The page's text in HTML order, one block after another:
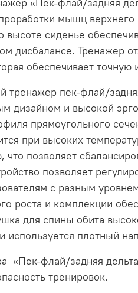
«Пек-флай/задняя
мышц
высоте сиденье
дисбалансе. Тренажер
обеспечивает
пек-флай/
дизайном и высокой
прямоугольного
при высоких
позволяет
позволяет
с разным
роста и комплекции
для спины обита
используется плотный
«Пек-флай/задняя
тренировок.